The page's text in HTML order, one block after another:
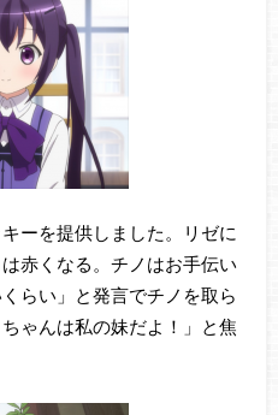
ーを提供しました。リゼに
赤くなる。チノはお手伝い
らい」と発言でチノを取ら
ゃんは私の妹だよ！」と焦